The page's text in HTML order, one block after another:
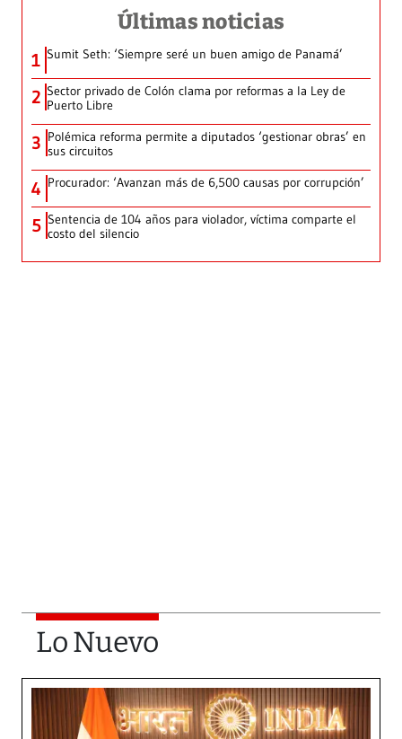
Últimas noticias
1 Sumit Seth: ‘Siempre seré un buen amigo de Panamá’
2 Sector privado de Colón clama por reformas a la Ley de
Puerto Libre
3 Polémica reforma permite a diputados ‘gestionar obras’ en
sus circuitos
4 Procurador: ‘Avanzan más de 6,500 causas por corrupción’
5 Sentencia de 104 años para violador, víctima comparte el
costo del silencio
Lo Nuevo